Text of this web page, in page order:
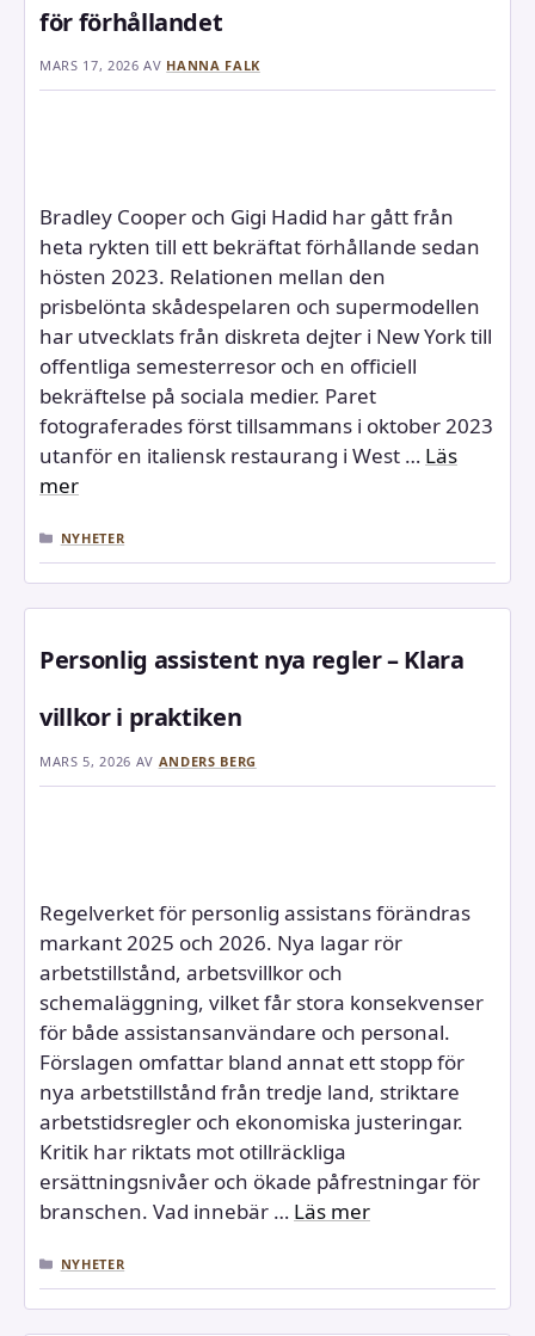
för förhållandet
MARS 17, 2026 AV HANNA FALK
Bradley Cooper och Gigi Hadid har gått från
heta rykten till ett bekräftat förhållande sedan
hösten 2023. Relationen mellan den
prisbelönta skådespelaren och supermodellen
har utvecklats från diskreta dejter i New York till
offentliga semesterresor och en officiell
bekräftelse på sociala medier. Paret
fotograferades först tillsammans i oktober 2023
utanför en italiensk restaurang i West … Läs
mer
KATEGORIER
NYHETER
Personlig assistent nya regler – Klara
villkor i praktiken
MARS 5, 2026 AV ANDERS BERG
Regelverket för personlig assistans förändras
markant 2025 och 2026. Nya lagar rör
arbetstillstånd, arbetsvillkor och
schemaläggning, vilket får stora konsekvenser
för både assistansanvändare och personal.
Förslagen omfattar bland annat ett stopp för
nya arbetstillstånd från tredje land, striktare
arbetstidsregler och ekonomiska justeringar.
Kritik har riktats mot otillräckliga
ersättningsnivåer och ökade påfrestningar för
branschen. Vad innebär … Läs mer
KATEGORIER
NYHETER